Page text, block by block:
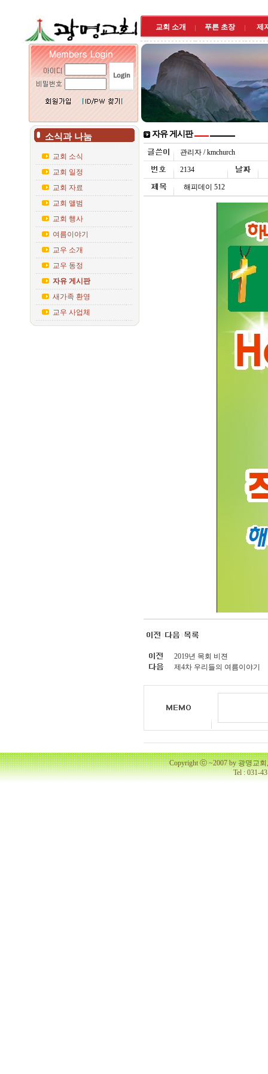
교회 소개 푸른 초장 제
소식과 나눔
교회 소식
교회 일정
교회 자료
교회 앨범
교회 행사
여름이야기
교우 소개
교우 동정
자유 게시판
새가족 환영
교우 사업체
자유 게시판
관리자 / kmchurch
2134
해피데이 512
2019년 목회 비젼
제4차 우리들의 여름이야기
Copyright ⓒ ~2007 by 광명교
Tel : 031-